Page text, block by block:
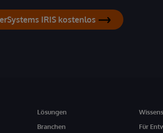
IRIS kostenlos
Lösungen
Branchen
Für